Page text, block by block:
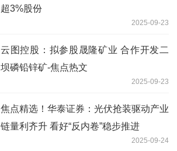
超3%股份
2025-09-23
云图控股：拟参股晟隆矿业 合作开发二
坝磷铅锌矿-焦点热文
2025-09-23
焦点精选！华泰证券：光伏抢装驱动产业
链量利齐升 看好“反内卷”稳步推进
2025-09-24